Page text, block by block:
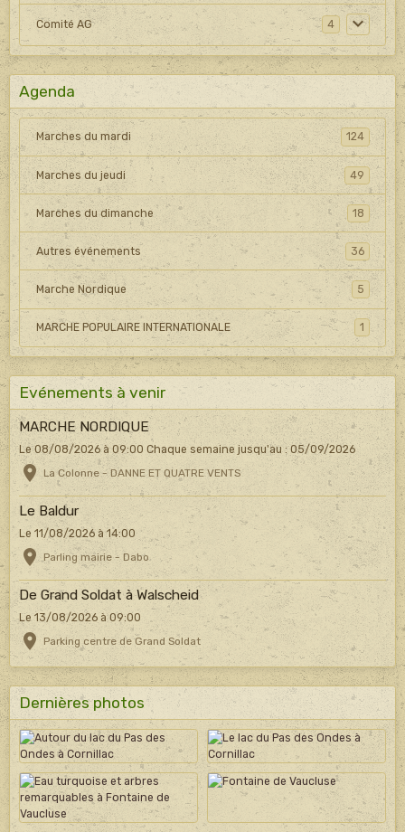
Comité AG 4
Agenda
Marches du mardi 124
Marches du jeudi 49
Marches du dimanche 18
Autres événements 36
Marche Nordique 5
MARCHE POPULAIRE INTERNATIONALE 1
Evénements à venir
MARCHE NORDIQUE
Le 08/08/2026 à 09:00 Chaque semaine jusqu'au : 05/09/2026
La Colonne - DANNE ET QUATRE VENTS
Le Baldur
Le 11/08/2026 à 14:00
Parling mairie - Dabo
De Grand Soldat à Walscheid
Le 13/08/2026 à 09:00
Parking centre de Grand Soldat
Dernières photos